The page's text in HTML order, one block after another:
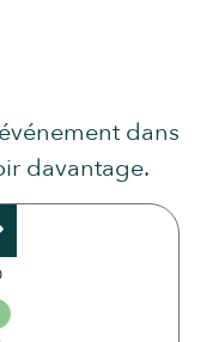
dans
davantage.